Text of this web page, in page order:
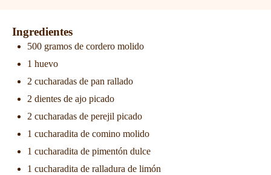
Ingredientes
500 gramos de cordero molido
1 huevo
2 cucharadas de pan rallado
2 dientes de ajo picado
2 cucharadas de perejil picado
1 cucharadita de comino molido
1 cucharadita de pimentón dulce
1 cucharadita de ralladura de limón